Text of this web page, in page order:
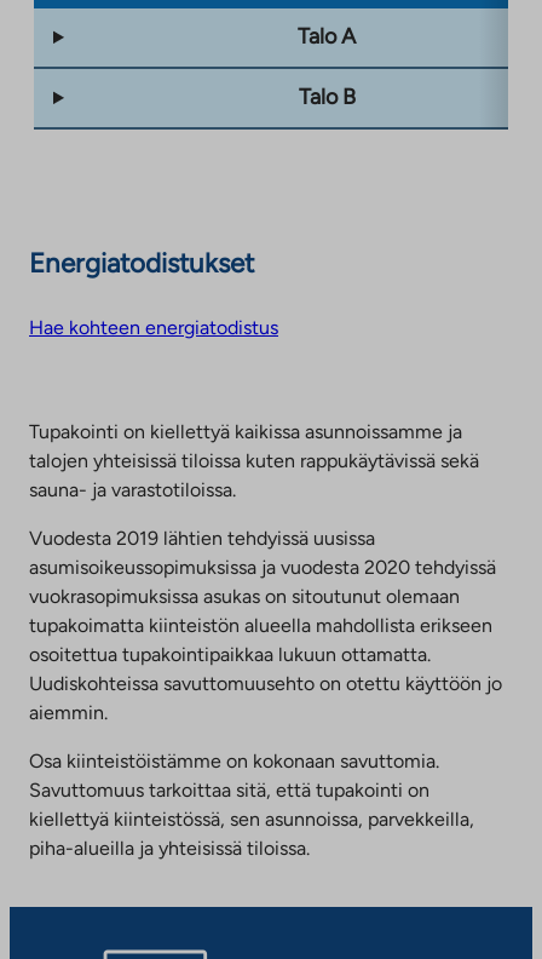
Talo A
Talo B
Energiatodistukset
Hae kohteen energiatodistus
Tupakointi on kiellettyä kaikissa asunnoissamme ja
talojen yhteisissä tiloissa kuten rappukäytävissä sekä
sauna- ja varastotiloissa.
Vuodesta 2019 lähtien tehdyissä uusissa
asumisoikeussopimuksissa ja vuodesta 2020 tehdyissä
vuokrasopimuksissa asukas on sitoutunut olemaan
tupakoimatta kiinteistön alueella mahdollista erikseen
osoitettua tupakointipaikkaa lukuun ottamatta.
Uudiskohteissa savuttomuusehto on otettu käyttöön jo
aiemmin.
Osa kiinteistöistämme on kokonaan savuttomia.
Savuttomuus tarkoittaa sitä, että tupakointi on
kiellettyä kiinteistössä, sen asunnoissa, parvekkeilla,
piha-alueilla ja yhteisissä tiloissa.